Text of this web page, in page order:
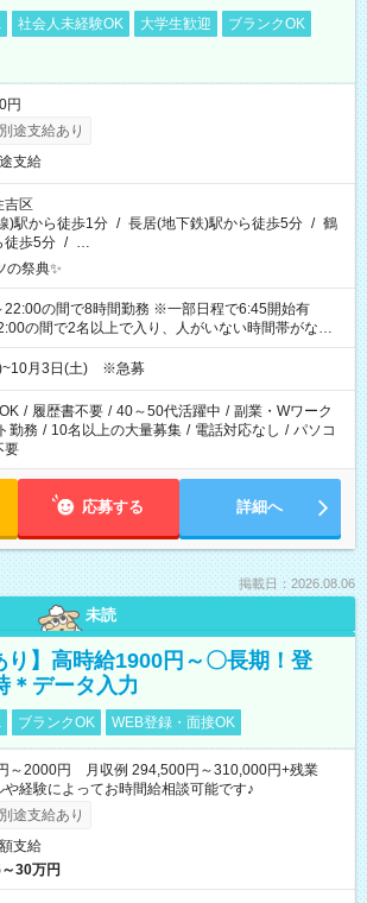
社会人未経験OK 大学生歓迎
ブランクOK
円
途支給あり
支給
吉区
)駅から徒歩1分 / 長居(地下鉄)駅から徒歩5分 / 鶴
徒歩5分 / …
の祭典✨
22:00の間で8時間勤務 ※一部日程で6:45開始有
の間で2名以上で入り、人がいない時間帯がない
と時間を分け合うイメージです
月3日(土) ※急募
/ 履歴書不要 / 40～50代活躍中 / 副業・Wワーク
勤務 / 10名以上の大量募集 / 電話対応なし / パソコ
要
応募する 詳細へ
掲載日：2026.08.06
未読
り】高時給1900円～〇長期！登
＊データ入力
ブランクOK WEB登録・面接OK
～2000円 月収例 294,500円～310,000円+残業
経験によってお時間給相談可能です♪
途支給あり
支給
30万円